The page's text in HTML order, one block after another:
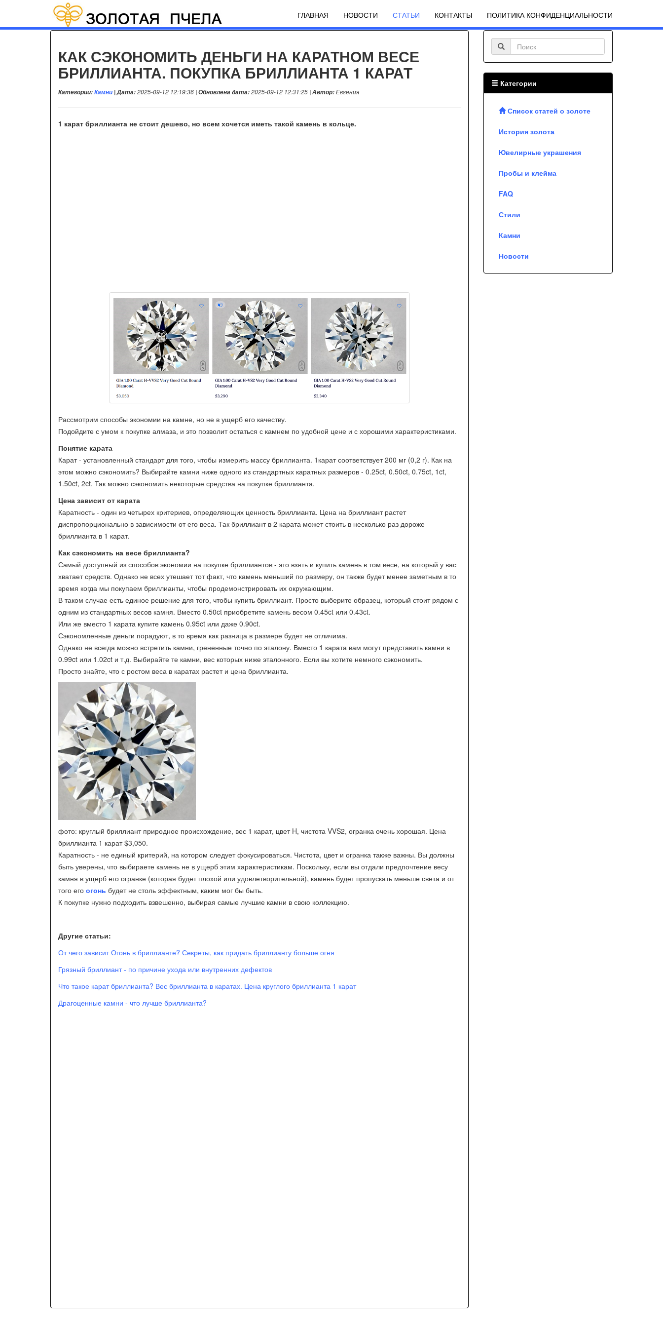
ГЛАВНАЯ НОВОСТИ СТАТЬИ КОНТАКТЫ ПОЛИТИКА КОНФИДЕНЦИАЛЬНОСТИ
КАК СЭКОНОМИТЬ ДЕНЬГИ НА КАРАТНОМ ВЕСЕ
БРИЛЛИАНТА. ПОКУПКА БРИЛЛИАНТА 1 КАРАТ
Категории:Камни | Дата:2025-09-12 12:19:36 | Обновлена дата:2025-09-12 12:31:25 | Автор:Евгения
1 карат бриллианта не стоит дешево, но всем хочется иметь такой камень в кольце.
Рассмотрим способы экономии на камне, но не в ущерб его качеству.
Подойдите с умом к покупке алмаза, и это позволит остаться с камнем по удобной цене и с хорошими характеристиками.
Понятие карата
Карат - установленный стандарт для того, чтобы измерить массу бриллианта. 1карат соответствует 200 мг (0,2 г). Как на
этом можно сэкономить? Выбирайте камни ниже одного из стандартных каратных размеров - 0.25ct, 0.50ct, 0.75ct, 1ct,
1.50ct, 2ct. Так можно сэкономить некоторые средства на покупке бриллианта.
Цена зависит от карата
Каратность - один из четырех критериев, определяющих ценность бриллианта. Цена на бриллиант растет
диспропорционально в зависимости от его веса. Так бриллиант в 2 карата может стоить в несколько раз дороже
бриллианта в 1 карат.
Как сэкономить на весе бриллианта?
Самый доступный из способов экономии на покупке бриллиантов - это взять и купить камень в том весе, на который у вас
хватает средств. Однако не всех утешает тот факт, что камень меньший по размеру, он также будет менее заметным в то
время когда мы покупаем бриллианты, чтобы продемонстрировать их окружающим.
В таком случае есть единое решение для того, чтобы купить бриллиант. Просто выберите образец, который стоит рядом с
одним из стандартных весов камня. Вместо 0.50ct приобретите камень весом 0.45ct или 0.43ct.
Или же вместо 1 карата купите камень 0.95ct или даже 0.90ct.
Сэкономленные деньги порадуют, в то время как разница в размере будет не отличима.
Однако не всегда можно встретить камни, грененные точно по эталону. Вместо 1 карата вам могут представить камни в
0.99ct или 1.02ct и т.д. Выбирайте те камни, вес которых ниже эталонного. Если вы хотите немного сэкономить.
Просто знайте, что с ростом веса в каратах растет и цена бриллианта.
фото: круглый бриллиант природное происхождение, вес 1 карат, цвет H, чистота VVS2, огранка очень хорошая. Цена
бриллианта 1 карат $3,050.
Каратность - не единый критерий, на котором следует фокусироваться. Чистота, цвет и огранка также важны. Вы должны
быть уверены, что выбираете камень не в ущерб этим характеристикам. Поскольку, если вы отдали предпочтение весу
камня в ущерб его огранке (которая будет плохой или удовлетворительной), камень будет пропускать меньше света и от
того его огонь будет не столь эффектным, каким мог бы быть.
К покупке нужно подходить взвешенно, выбирая самые лучшие камни в свою коллекцию.
Другие статьи:
От чего зависит Огонь в бриллианте? Секреты, как придать бриллианту больше огня
Грязный бриллиант - по причине ухода или внутренних дефектов
Что такое карат бриллианта? Вес бриллианта в каратах. Цена круглого бриллианта 1 карат
Драгоценные камни - что лучше бриллианта?
Категории
Список статей о золоте
История золота
Ювелирные украшения
Пробы и клейма
FAQ
Стили
Камни
Новости